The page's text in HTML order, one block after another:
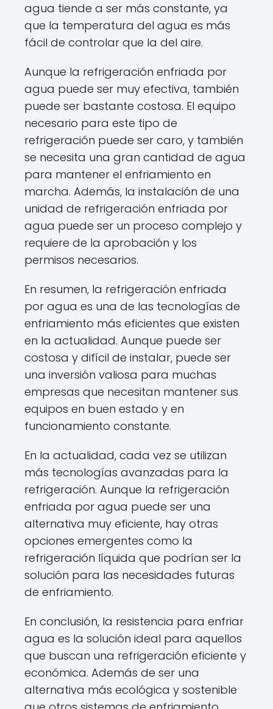
agua tiende a ser más constante, ya
que la temperatura del agua es más
fácil de controlar que la del aire.
Aunque la refrigeración enfriada por
agua puede ser muy efectiva, también
puede ser bastante costosa. El equipo
necesario para este tipo de
refrigeración puede ser caro, y también
se necesita una gran cantidad de agua
para mantener el enfriamiento en
marcha. Además, la instalación de una
unidad de refrigeración enfriada por
agua puede ser un proceso complejo y
requiere de la aprobación y los
permisos necesarios.
En resumen, la refrigeración enfriada
por agua es una de las tecnologías de
enfriamiento más eficientes que existen
en la actualidad. Aunque puede ser
costosa y difícil de instalar, puede ser
una inversión valiosa para muchas
empresas que necesitan mantener sus
equipos en buen estado y en
funcionamiento constante.
En la actualidad, cada vez se utilizan
más tecnologías avanzadas para la
refrigeración. Aunque la refrigeración
enfriada por agua puede ser una
alternativa muy eficiente, hay otras
opciones emergentes como la
refrigeración líquida que podrían ser la
solución para las necesidades futuras
de enfriamiento.
En conclusión, la resistencia para enfriar
agua es la solución ideal para aquellos
que buscan una refrigeración eficiente y
económica. Además de ser una
alternativa más ecológica y sostenible